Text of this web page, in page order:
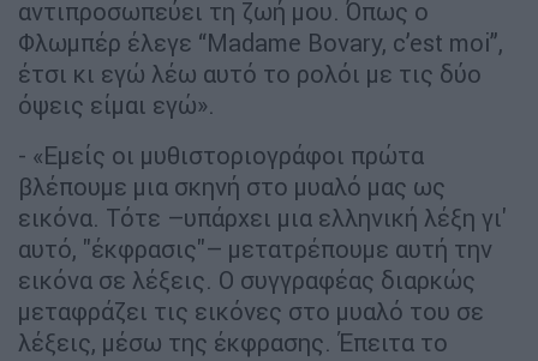
αντιπροσωπεύει τη ζωή μου. Όπως ο
Φλωμπέρ έλεγε “Madame Bovary, c’est moi”,
έτσι κι εγώ λέω αυτό το ρολόι με τις δύο
όψεις είμαι εγώ».
- «Εμείς οι μυθιστοριογράφοι πρώτα
βλέπουμε μια σκηνή στο μυαλό μας ως
εικόνα. Τότε –υπάρχει μια ελληνική λέξη γι'
αυτό, "έκφρασις"– μετατρέπουμε αυτή την
εικόνα σε λέξεις. Ο συγγραφέας διαρκώς
μεταφράζει τις εικόνες στο μυαλό του σε
λέξεις, μέσω της έκφρασης. Έπειτα το